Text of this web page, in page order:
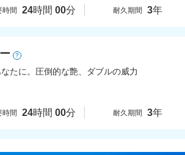
時間 24時間 00分 耐久期間 3年
?
たに。圧倒的な艶、ダブルの威力
時間 24時間 00分 耐久期間 3年